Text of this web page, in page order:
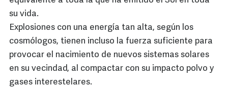
su vida.
Explosiones con una energía tan alta, según los
cosmólogos, tienen incluso la fuerza suficiente para
provocar el nacimiento de nuevos sistemas solares
en su vecindad, al compactar con su impacto polvo y
gases interestelares.